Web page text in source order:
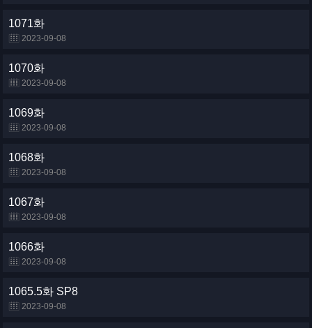
1071화
2023-09-08
1070화
2023-09-08
1069화
2023-09-08
1068화
2023-09-08
1067화
2023-09-08
1066화
2023-09-08
1065.5화 SP8
2023-09-08